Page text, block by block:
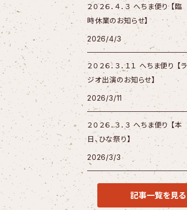
２０２６．４．３ へちま便り 【臨
時休業のお知らせ】
2026/4/3
２０２６．３．１１ へちま便り 【ラ
ジオ出演のお知らせ】
2026/3/11
２０２６．３．３ へちま便り 【本
日、ひな祭り】
2026/3/3
記事一覧を見る